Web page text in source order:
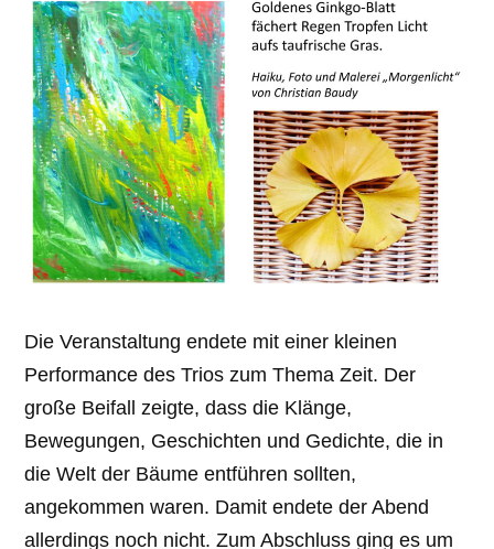
Die Veranstaltung endete mit einer kleinen
Performance des Trios zum Thema Zeit. Der
große Beifall zeigte, dass die Klänge,
Bewegungen, Geschichten und Gedichte, die in
die Welt der Bäume entführen sollten,
angekommen waren. Damit endete der Abend
allerdings noch nicht. Zum Abschluss ging es um